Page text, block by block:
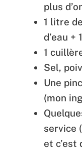
plus
1 litre
d’eau +
1
Sel,
Une
(mon
service
et c’est